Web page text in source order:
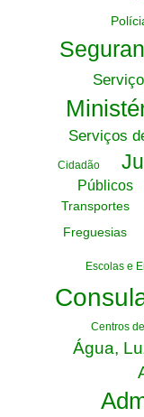
Serviços
Cidadão
Públicos
Transportes
Freguesias
Escolas e
Centros
Água,